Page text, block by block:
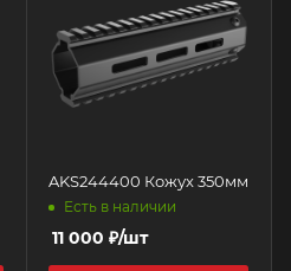
AKS244400 Кожух 350мм
Есть в наличии
11 000 ₽/шт